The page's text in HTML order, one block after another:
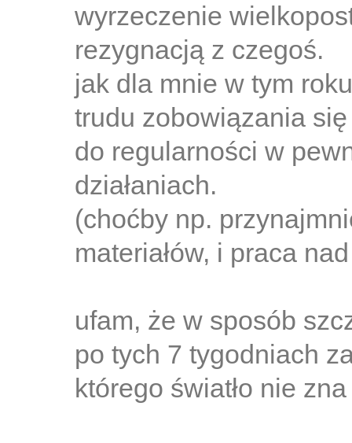
wyrzeczenie
rezygnacją z czegoś.
jak dla mnie w tym
trudu zobowiązania się
do regularności w
działaniach.
(choćby np.
materiałów, i praca
ufam, że w sposób
po tych 7 tygodniach
którego światło nie